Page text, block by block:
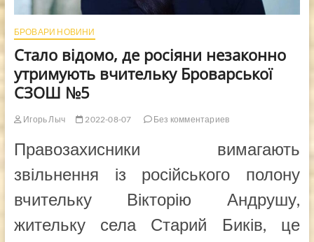
БРОВАРИ НОВИНИ
Стало відомо, де росіяни незаконно
утримують вчительку Броварської
СЗОШ №5
Игорь Лыч 2022-08-07 Без комментариев
Правозахисники вимагають
звільнення із російського полону
вчительку Вікторію Андрушу,
жительку села Старий Биків, це